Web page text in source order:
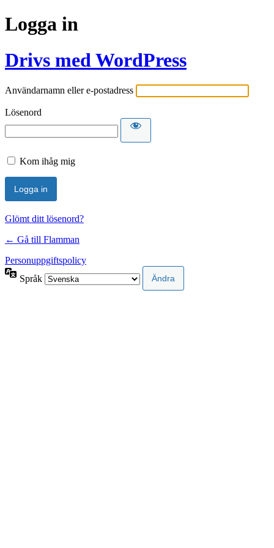
Logga in
Drivs med WordPress
Användarnamn eller e-postadress
Lösenord
Kom ihåg mig
Glömt ditt lösenord?
← Gå till Flamman
Personuppgiftspolicy
Språk